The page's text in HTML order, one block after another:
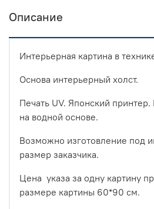
Описание
Интерьерная картина в
Основа интерьерный холст.
Печать UV. Японский
на водной основе.
Возможно изготовление под
размер заказчика.
Цена указа за одну картину
размере картины 60*90 см.